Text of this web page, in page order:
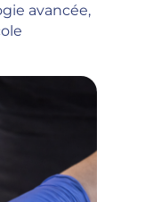
avancée,